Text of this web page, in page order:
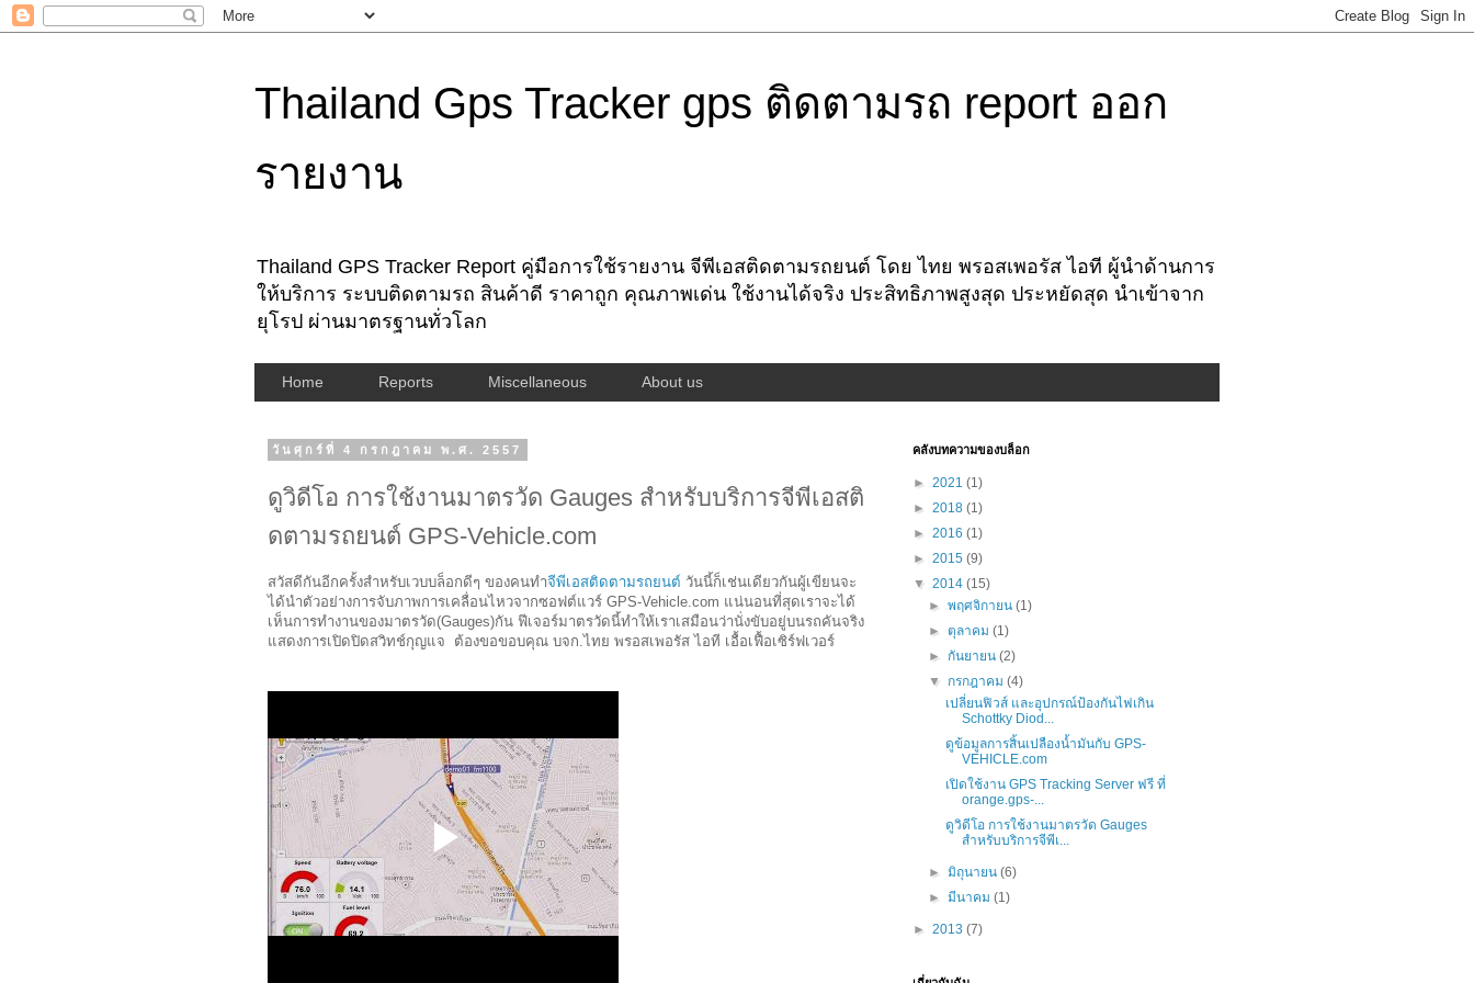
Thailand Gps Tracker gps ติดตามรถ report ออก
รายงาน
Thailand GPS Tracker Report คู่มือการใช้รายงาน จีพีเอสติดตามรถยนต์ โดย ไทย พรอสเพอรัส ไอที ผู้นำด้านการ
ให้บริการ ระบบติดตามรถ สินค้าดี ราคาถูก คุณภาพเด่น ใช้งานได้จริง ประสิทธิภาพสูงสุด ประหยัดสุด นำเข้าจาก
ยุโรป ผ่านมาตรฐานทั่วโลก
Home Reports Miscellaneous About us
วันศุกร์ที่ 4 กรกฎาคม พ.ศ. 2557
ดูวิดีโอ การใช้งานมาตรวัด Gauges สำหรับบริการจีพีเอสติ
ดตามรถยนต์ GPS-Vehicle.com
สวัสดีกันอีกครั้งสำหรับเวบบล็อกดีๆ ของคนทำจีพีเอสติดตามรถยนต์ วันนี้ก็เช่นเดียวกันผู้เขียนจะ
ได้นำตัวอย่างการจับภาพการเคลื่อนไหวจากซอฟต์แวร์ GPS-Vehicle.com แน่นอนที่สุดเราจะได้
เห็นการทำงานของมาตรวัด(Gauges)กัน ฟีเจอร์มาตรวัดนี้ทำให้เราเสมือนว่านั่งขับอยู่บนรถคันจริง
แสดงการเปิดปิดสวิทช์กุญแจ ต้องขอขอบคุณ บจก.ไทย พรอสเพอรัส ไอที เอื้อเฟื้อเซิร์ฟเวอร์
คลังบทความของบล็อก
► 2021 (1)
► 2018 (1)
► 2016 (1)
► 2015 (9)
▼ 2014 (15)
►พฤศจิกายน(1)
►ตุลาคม(1)
► กันยายน(2)
▼ กรกฎาคม(4)
เปลี่ยนฟิวส์ และอุปกรณ์ป้องกันไฟเกิน
Schottky Diod...
ดูข้อมูลการสิ้นเปลืองน้ำมันกับ GPS-
VEHICLE.com
เปิดใช้งาน GPS Tracking Server ฟรี ที่
orange.gps-...
ดูวิดีโอ การใช้งานมาตรวัด Gauges
สำหรับบริการจีพีเ...
►มิถุนายน(6)
►มีนาคม(1)
► 2013 (7)